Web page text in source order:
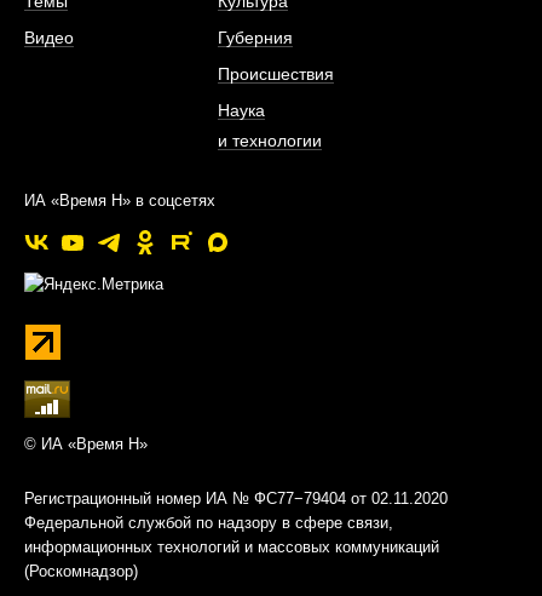
Видео
Губерния
Происшествия
Наука
и технологии
ИА «Время Н» в соцсетях
© ИА «Время Н»
Регистрационный номер ИА № ФС77−79404 от 02.11.2020
Федеральной службой по надзору в сфере связи,
информационных технологий и массовых коммуникаций
(Роскомнадзор)